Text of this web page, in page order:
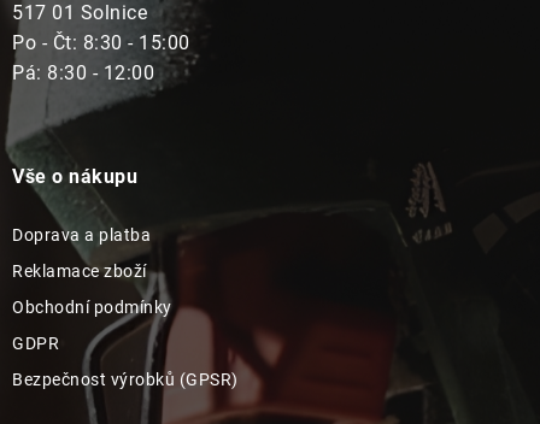
517 01 Solnice
Po - Čt: 8:30 - 15:00
Pá: 8:30 - 12:00
Vše o nákupu
Doprava a platba
Reklamace zboží
Obchodní podmínky
GDPR
Bezpečnost výrobků (GPSR)